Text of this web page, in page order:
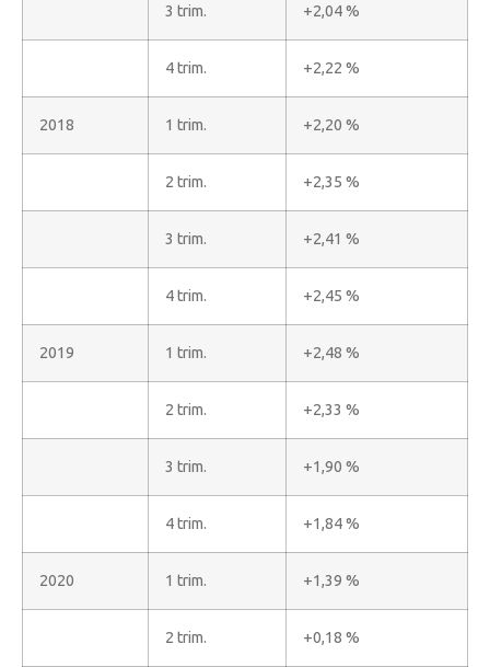
3 trim. +2,04 %
4 trim. +2,22 %
2018 1 trim. +2,20 %
2 trim. +2,35 %
3 trim. +2,41 %
4 trim. +2,45 %
2019 1 trim. +2,48 %
2 trim. +2,33 %
3 trim. +1,90 %
4 trim. +1,84 %
2020 1 trim. +1,39 %
2 trim. +0,18 %